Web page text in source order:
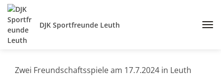
DJK Sportfreunde Leuth
Zwei Freundschaftsspiele am 17.7.2024 in Leuth